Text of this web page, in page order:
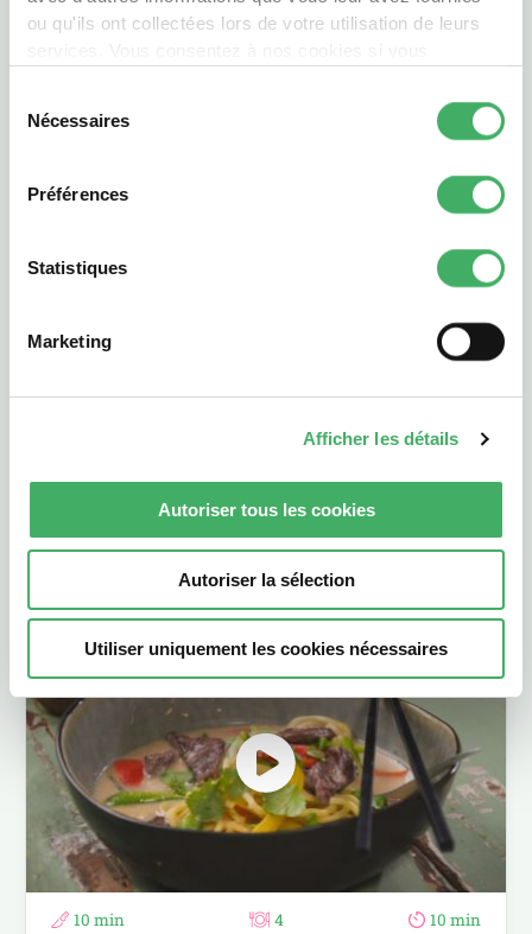
ou qu'ils ont collectées lors de votre utilisation de leurs
Nécessaires
Préférences
Statistiques
Marketing
Afficher les détails
Autoriser tous les cookies
Autoriser la sélection
Utiliser uniquement les cookies nécessaires
Laisser refroidir légèrement, puis servir
immédiatement avec les condiments de votre
choix.
Rôti d'agneau au chorizo et pommes de terre au paprika fumé.
Un plat complet et épicé.
10 min 4 10 min